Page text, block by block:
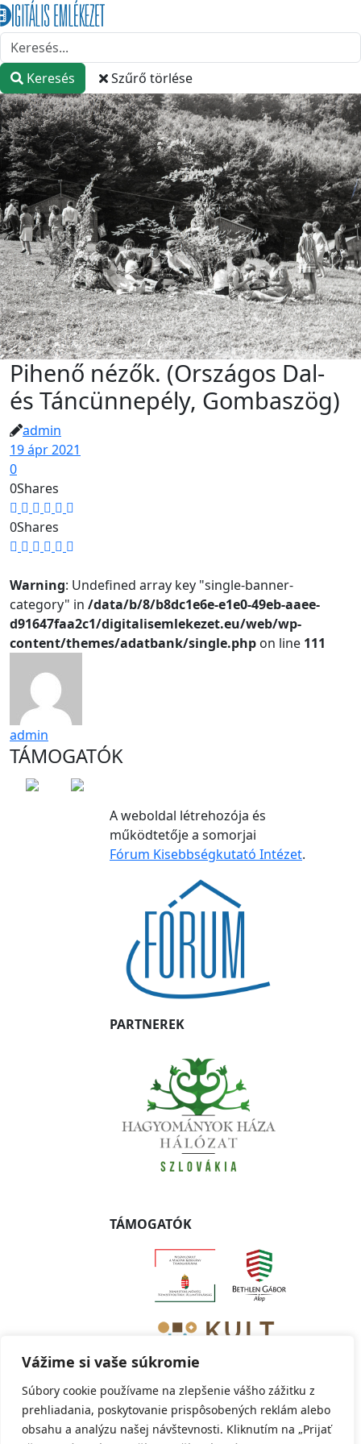
Vážime si vaše súkromie
Súbory cookie používame na zlepšenie vášho zážitku z
prehliadania, poskytovanie prispôsobených reklám alebo
obsahu a analýzu našej návštevnosti. Kliknutím na „Prijať
Keresés Szűrő törlése
Pihenő nézők. (Országos Dal-
és Táncünnepély, Gombaszög)
admin
19 ápr 2021
0
0Shares
0Shares
Warning: Undefined array key "single-banner-
category" in /data/b/8/b8dc1e6e-e1e0-49eb-aaee-
d91647faa2c1/digitalisemlekezet.eu/web/wp-
content/themes/adatbank/single.php on line 111
admin
TÁMOGATÓK
A weboldal létrehozója és
működtetője a somorjai
Fórum Kisebbségkutató Intézet.
PARTNEREK
TÁMOGATÓK
Copyright © 2019 - 2024 Szlovákiai Magyar Adatbank -